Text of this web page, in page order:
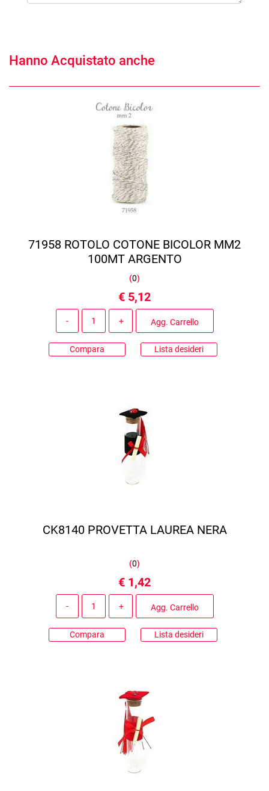
Hanno Acquistato anche
71958 ROTOLO COTONE BICOLOR MM2
100MT ARGENTO
(0)
€ 5,12
Agg. Carrello
Compara Lista desideri
CK8140 PROVETTA LAUREA NERA
(0)
€ 1,42
Agg. Carrello
Compara Lista desideri